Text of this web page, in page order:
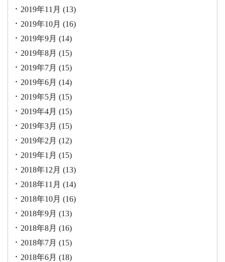
2019年11月 (13)
2019年10月 (16)
2019年9月 (14)
2019年8月 (15)
2019年7月 (15)
2019年6月 (14)
2019年5月 (15)
2019年4月 (15)
2019年3月 (15)
2019年2月 (12)
2019年1月 (15)
2018年12月 (13)
2018年11月 (14)
2018年10月 (16)
2018年9月 (13)
2018年8月 (16)
2018年7月 (15)
2018年6月 (18)